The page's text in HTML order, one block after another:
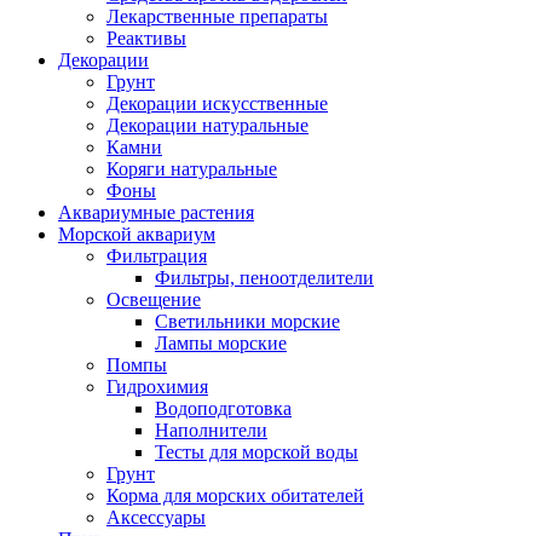
Лекарственные препараты
Реактивы
Декорации
Грунт
Декорации искусственные
Декорации натуральные
Камни
Коряги натуральные
Фоны
Аквариумные растения
Морской аквариум
Фильтрация
Фильтры, пеноотделители
Освещение
Светильники морские
Лампы морские
Помпы
Гидрохимия
Водоподготовка
Наполнители
Тесты для морской воды
Грунт
Корма для морских обитателей
Аксессуары